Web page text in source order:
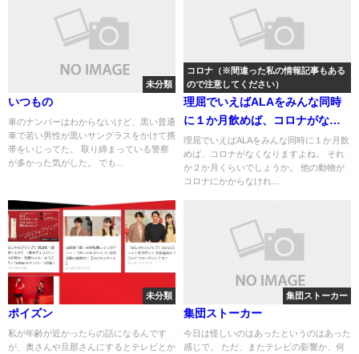
未分類
いつもの
車のナンバーはわからないけど、黒い普通
車で若い男性が黒いサングラスをかけて携
帯をいじってた。 取り締まっている警察
が多かった気がした。 でも...
コロナ（※間違った私の情報記事もある
ので注意してください）
理屈でいえばALAをみんな同時
に１か月飲めば、コロナがなく
なりますよね
理屈でいえばALAをみんな同時に１か月飲
めば、コロナがなくなりますよね。 それ
か２か月くらいでしょうか。 他の動物が
コロナにかからなけれ...
未分類
ポイズン
私が年齢が近かったらの話になるんです
が、奥さんや旦那さんにするとテレビとか
集団ストーカー
集団ストーカー
今日は怪しいのはあったというのはあった
感じで。 ただ、またテレビの影響か、何